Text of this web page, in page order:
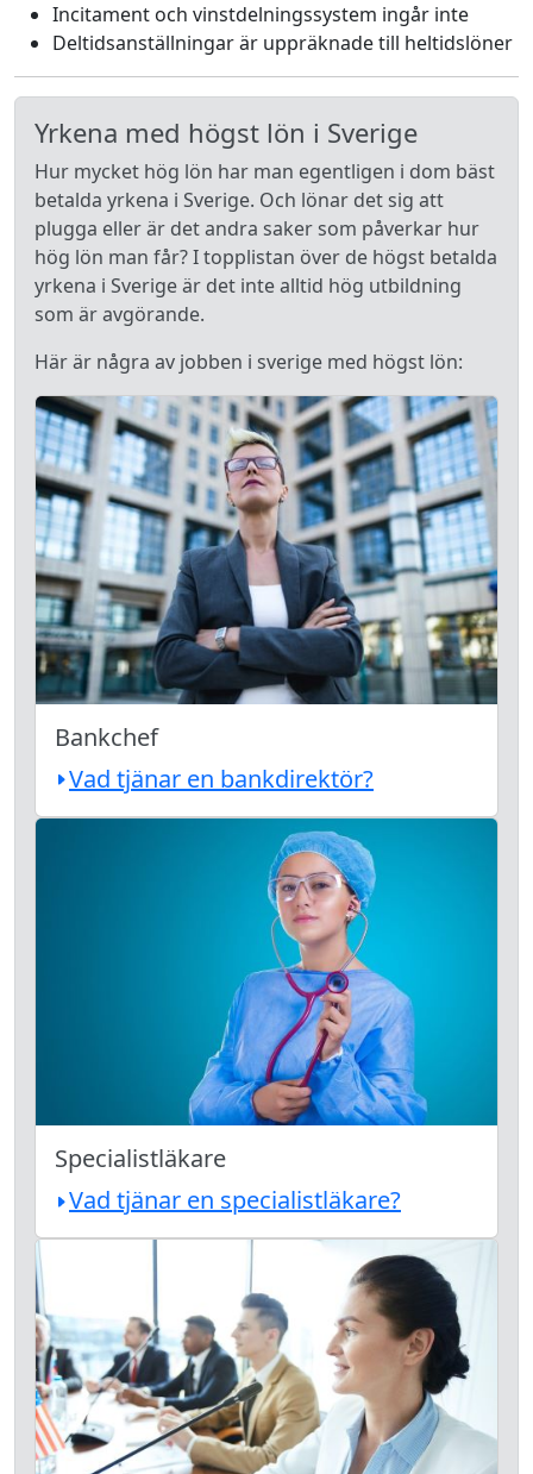
Incitament och vinstdelningssystem ingår inte
Deltidsanställningar är uppräknade till heltidslöner
Yrkena med högst lön i Sverige
Hur mycket hög lön har man egentligen i dom bäst
betalda yrkena i Sverige. Och lönar det sig att
plugga eller är det andra saker som påverkar hur
hög lön man får? I topplistan över de högst betalda
yrkena i Sverige är det inte alltid hög utbildning
som är avgörande.
Här är några av jobben i sverige med högst lön:
Bankchef
Vad tjänar en bankdirektör?
Specialistläkare
Vad tjänar en specialistläkare?